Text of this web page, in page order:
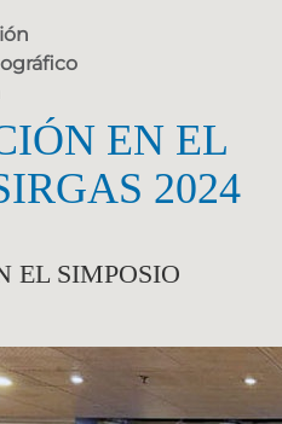
EN EL
2024
EL SIMPOSIO